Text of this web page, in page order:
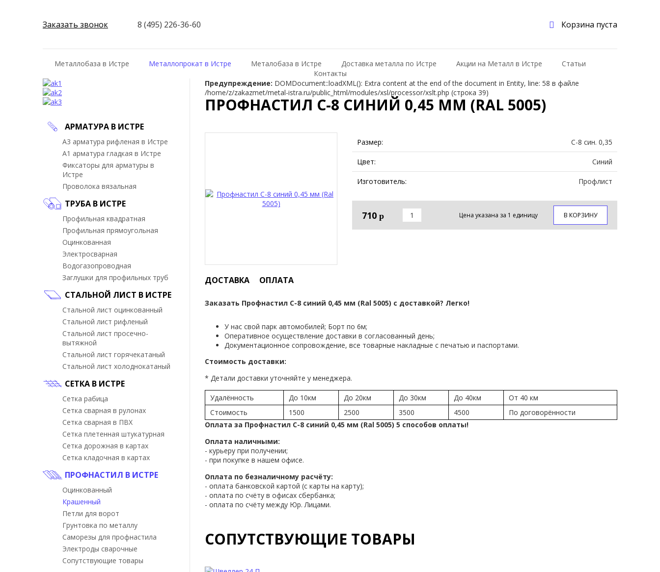
Предупреждение: DOMDocument::loadXML(): Extra content at the end of the document in Entity, line: 58 в файле
/home/z/zakazmet/metal-istra.ru/public_html/modules/xsl/processor/xslt.php (строка 39)
ПРОФНАСТИЛ С-8 СИНИЙ 0,45 ММ (RAL 5005)
Размер: С-8 син. 0,35
Цвет: Синий
Изготовитель: Профлист
710 р Цена указана за 1 единицу В КОРЗИНУ
ДОСТАВКА ОПЛАТА
Заказать Профнастил С-8 синий 0,45 мм (Ral 5005) с доставкой? Легко!
У нас свой парк автомобилей; Борт по 6м;
Оперативное осуществление доставки в согласованный день;
Документационное сопровождение, все товарные накладные с печатью и паспортами.
Стоимость доставки:
* Детали доставки уточняйте у менеджера.
Удалённость До 10км До 20км До 30км До 40км
От 40 км
Стоимость
1500 2500 3500 4500
По договорённости
Оплата за Профнастил С-8 синий 0,45 мм (Ral 5005) 5 способов оплаты!
Оплата наличными:
- курьеру при получении;
- при покупке в нашем офисе.
Оплата по безналичному расчёту:
- оплата банковской картой (с карты на карту);
- оплата по счёту в офисах сбербанка;
- оплата по счёту между Юр. Лицами.
СОПУТСТВУЮЩИЕ ТОВАРЫ
АРМАТУРА В ИСТРЕ
А3 арматура рифленая в Истре
А1 арматура гладкая в Истре
Фиксаторы для арматуры в
Истре
Проволока вязальная
ТРУБА В ИСТРЕ
Профильная квадратная
Профильная прямоугольная
Оцинкованная
Электросварная
Водогазопроводная
Заглушки для профильных труб
СТАЛЬНОЙ ЛИСТ В ИСТРЕ
Стальной лист оцинкованный
Стальной лист рифленый
Стальной лист просечно-
вытяжной
Стальной лист горячекатаный
Стальной лист холоднокатаный
СЕТКА В ИСТРЕ
Сетка рабица
Сетка сварная в рулонах
Сетка сварная в ПВХ
Сетка плетенная штукатурная
Сетка дорожная в картах
Сетка кладочная в картах
ПРОФНАСТИЛ В ИСТРЕ
Оцинкованный
Крашенный
Петли для ворот
Грунтовка по металлу
Саморезы для профнастила
Электроды сварочные
Сопутствующие товары
Заказать звонок 8 (495) 226-36-60 Корзина пуста
Металлобаза в Истре Металлопрокат в Истре Металобаза в Истре Доставка металла по Истре Акции на Металл в Истре
Статьи
Контакты